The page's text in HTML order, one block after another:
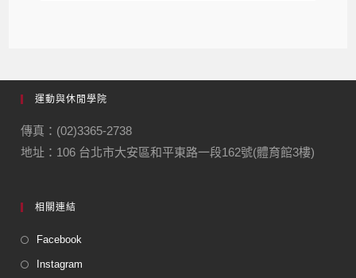
運動與休閒學院
傳真：(02)3365-2738
地址：106 台北市大安區和平東路一段162號(體育館3樓)
相關連結
Facebook
Instagram